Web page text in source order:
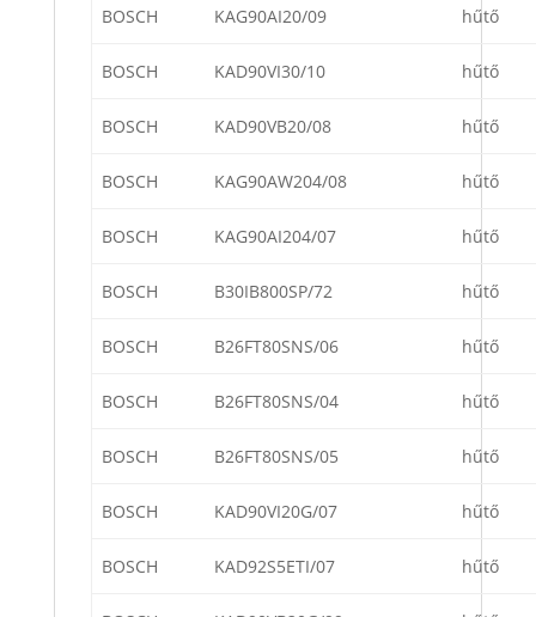
BOSCH KAG90AI20/09 hűtő
BOSCH KAD90VI30/10 hűtő
BOSCH KAD90VB20/08 hűtő
BOSCH KAG90AW204/08 hűtő
BOSCH KAG90AI204/07 hűtő
BOSCH B30IB800SP/72 hűtő
BOSCH B26FT80SNS/06 hűtő
BOSCH B26FT80SNS/04 hűtő
BOSCH B26FT80SNS/05 hűtő
BOSCH KAD90VI20G/07 hűtő
BOSCH KAD92S5ETI/07 hűtő